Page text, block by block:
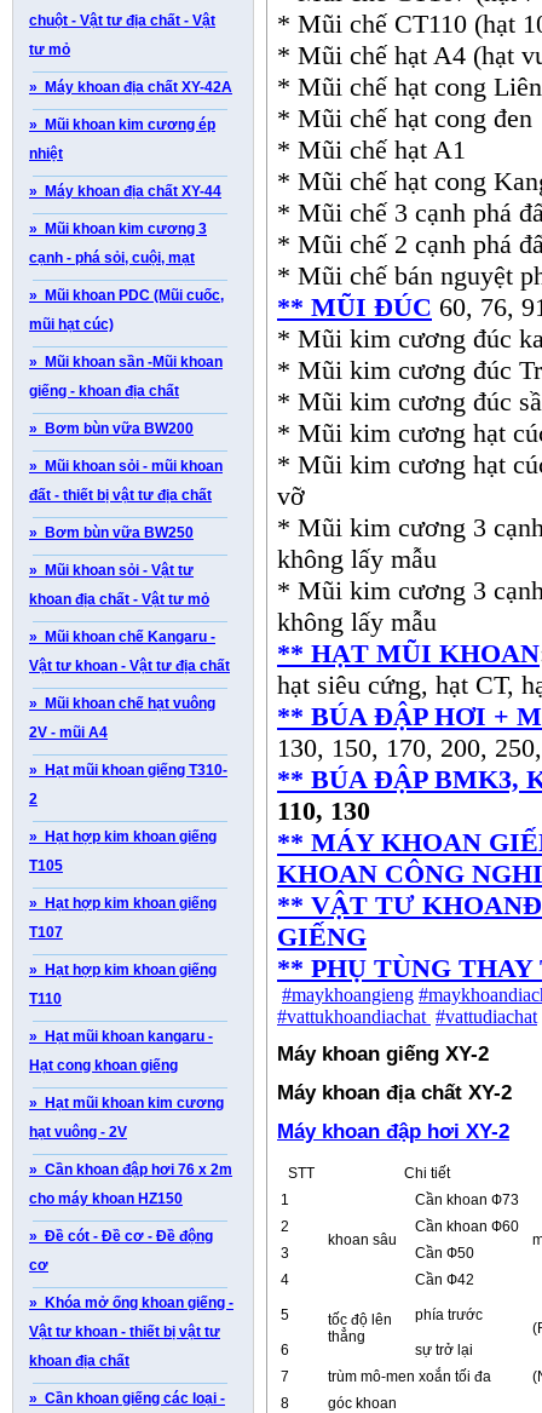
chuột - Vật tư địa chất - Vật
tư mỏ
» Máy khoan địa chất XY-42A
» Mũi khoan kim cương ép
nhiệt
» Máy khoan địa chất XY-44
» Mũi khoan kim cương 3
cạnh - phá sỏi, cuội, mạt
» Mũi khoan PDC (Mũi cuốc,
mũi hạt cúc)
» Mũi khoan sần -Mũi khoan
giếng - khoan địa chất
» Bơm bùn vữa BW200
» Mũi khoan sỏi - mũi khoan
đất - thiết bị vật tư địa chất
» Bơm bùn vữa BW250
» Mũi khoan sỏi - Vật tư
khoan địa chất - Vật tư mỏ
» Mũi khoan chế Kangaru -
Vật tư khoan - Vật tư địa chất
» Mũi khoan chế hạt vuông
2V - mũi A4
» Hạt mũi khoan giếng T310-
2
» Hạt hợp kim khoan giếng
T105
» Hạt hợp kim khoan giếng
T107
» Hạt hợp kim khoan giếng
T110
» Hạt mũi khoan kangaru -
Hạt cong khoan giếng
» Hạt mũi khoan kim cương
hạt vuông - 2V
» Cần khoan đập hơi 76 x 2m
cho máy khoan HZ150
» Đề cót - Đề cơ - Đề động
cơ
» Khóa mở ống khoan giếng -
Vật tư khoan - thiết bị vật tư
khoan địa chất
» Cần khoan giếng các loại -
* Mũi chế CT110 (hạt
* Mũi chế hạt A4 (hạt
* Mũi chế hạt cong
* Mũi chế hạt cong đen
* Mũi chế hạt A1
* Mũi chế hạt cong
* Mũi chế 3 cạnh phá
* Mũi chế 2 cạnh phá
* Mũi chế bán nguyệt
** MŨI ĐÚC 60, 76,
* Mũi kim cương đúc
* Mũi kim cương đúc
* Mũi kim cương đúc
* Mũi kim cương hạt
* Mũi kim cương hạt
vỡ
* Mũi kim cương 3
không lấy mẫu
* Mũi kim cương 3
không lấy mẫu
** HẠT MŨI KHOAN
hạt siêu cứng, hạt CT,
** BÚA ĐẬP HƠI +
130, 150, 170, 200,
** BÚA ĐẬP BMK3,
110, 130
** MÁY KHOAN
KHOAN CÔNG
** VẬT TƯ
GIẾNG
** PHỤ TÙNG
#maykhoangieng
#vattukhoandiachat #vattudiachat
Máy khoan giếng XY-2
Máy khoan địa chất XY-2
Máy khoan đập hơi XY-2
STT
Chi tiết
1
khoan sâu
Cần khoan Ф73
2
Cần khoan Ф60
3
Cần Ф50
4
Cần Ф42
5
tốc độ lên
thẳng
phía trước
6
sự trở lại
7
trùm mô-men xoắn tối đa
8
góc khoan